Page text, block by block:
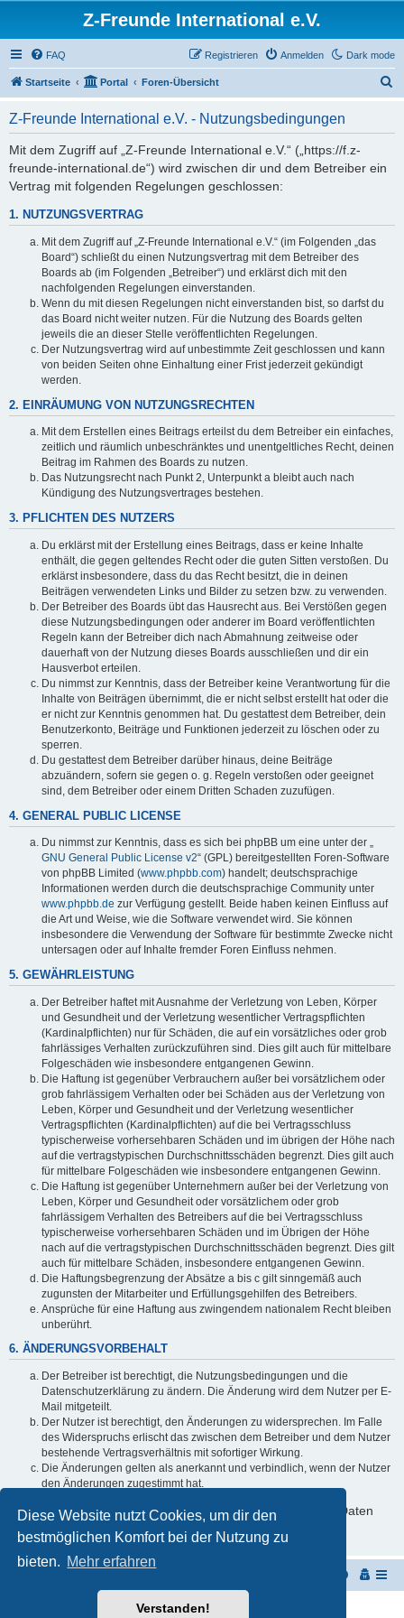
Diese Website nutzt Cookies, um dir den
bestmöglichen Komfort bei der Nutzung zu
bieten. Mehr erfahren
Verstanden!
Z-Freunde International e.V.
Dark mode
FAQ Anmelden
Registrieren
Startseite Portal Foren-Übersicht
Z-Freunde International e.V. - Nutzungsbedingungen
Mit dem Zugriff auf „Z-Freunde International e.V.“ („https://f.z-
freunde-international.de“) wird zwischen dir und dem Betreiber ein
Vertrag mit folgenden Regelungen geschlossen:
1. NUTZUNGSVERTRAG
Mit dem Zugriff auf „Z-Freunde International e.V.“ (im Folgenden „das
Board“) schließt du einen Nutzungsvertrag mit dem Betreiber des
Boards ab (im Folgenden „Betreiber“) und erklärst dich mit den
nachfolgenden Regelungen einverstanden.
Wenn du mit diesen Regelungen nicht einverstanden bist, so darfst du
das Board nicht weiter nutzen. Für die Nutzung des Boards gelten
jeweils die an dieser Stelle veröffentlichten Regelungen.
Der Nutzungsvertrag wird auf unbestimmte Zeit geschlossen und kann
von beiden Seiten ohne Einhaltung einer Frist jederzeit gekündigt
werden.
2. EINRÄUMUNG VON NUTZUNGSRECHTEN
Mit dem Erstellen eines Beitrags erteilst du dem Betreiber ein einfaches,
zeitlich und räumlich unbeschränktes und unentgeltliches Recht, deinen
Beitrag im Rahmen des Boards zu nutzen.
Das Nutzungsrecht nach Punkt 2, Unterpunkt a bleibt auch nach
Kündigung des Nutzungsvertrages bestehen.
3. PFLICHTEN DES NUTZERS
Du erklärst mit der Erstellung eines Beitrags, dass er keine Inhalte
enthält, die gegen geltendes Recht oder die guten Sitten verstoßen. Du
erklärst insbesondere, dass du das Recht besitzt, die in deinen
Beiträgen verwendeten Links und Bilder zu setzen bzw. zu verwenden.
Der Betreiber des Boards übt das Hausrecht aus. Bei Verstößen gegen
diese Nutzungsbedingungen oder anderer im Board veröffentlichten
Regeln kann der Betreiber dich nach Abmahnung zeitweise oder
dauerhaft von der Nutzung dieses Boards ausschließen und dir ein
Hausverbot erteilen.
Du nimmst zur Kenntnis, dass der Betreiber keine Verantwortung für die
Inhalte von Beiträgen übernimmt, die er nicht selbst erstellt hat oder die
er nicht zur Kenntnis genommen hat. Du gestattest dem Betreiber, dein
Benutzerkonto, Beiträge und Funktionen jederzeit zu löschen oder zu
sperren.
Du gestattest dem Betreiber darüber hinaus, deine Beiträge
abzuändern, sofern sie gegen o. g. Regeln verstoßen oder geeignet
sind, dem Betreiber oder einem Dritten Schaden zuzufügen.
4. GENERAL PUBLIC LICENSE
Du nimmst zur Kenntnis, dass es sich bei phpBB um eine unter der „
GNU General Public License v2“ (GPL) bereitgestellten Foren-Software
von phpBB Limited (www.phpbb.com) handelt; deutschsprachige
Informationen werden durch die deutschsprachige Community unter
www.phpbb.de zur Verfügung gestellt. Beide haben keinen Einfluss auf
die Art und Weise, wie die Software verwendet wird. Sie können
insbesondere die Verwendung der Software für bestimmte Zwecke nicht
untersagen oder auf Inhalte fremder Foren Einfluss nehmen.
5. GEWÄHRLEISTUNG
Der Betreiber haftet mit Ausnahme der Verletzung von Leben, Körper
und Gesundheit und der Verletzung wesentlicher Vertragspflichten
(Kardinalpflichten) nur für Schäden, die auf ein vorsätzliches oder grob
fahrlässiges Verhalten zurückzuführen sind. Dies gilt auch für mittelbare
Folgeschäden wie insbesondere entgangenen Gewinn.
Die Haftung ist gegenüber Verbrauchern außer bei vorsätzlichem oder
grob fahrlässigem Verhalten oder bei Schäden aus der Verletzung von
Leben, Körper und Gesundheit und der Verletzung wesentlicher
Vertragspflichten (Kardinalpflichten) auf die bei Vertragsschluss
typischerweise vorhersehbaren Schäden und im übrigen der Höhe nach
auf die vertragstypischen Durchschnittsschäden begrenzt. Dies gilt auch
für mittelbare Folgeschäden wie insbesondere entgangenen Gewinn.
Die Haftung ist gegenüber Unternehmern außer bei der Verletzung von
Leben, Körper und Gesundheit oder vorsätzlichem oder grob
fahrlässigem Verhalten des Betreibers auf die bei Vertragsschluss
typischerweise vorhersehbaren Schäden und im Übrigen der Höhe
nach auf die vertragstypischen Durchschnittsschäden begrenzt. Dies gilt
auch für mittelbare Schäden, insbesondere entgangenen Gewinn.
Die Haftungsbegrenzung der Absätze a bis c gilt sinngemäß auch
zugunsten der Mitarbeiter und Erfüllungsgehilfen des Betreibers.
Ansprüche für eine Haftung aus zwingendem nationalem Recht bleiben
unberührt.
6. ÄNDERUNGSVORBEHALT
Der Betreiber ist berechtigt, die Nutzungsbedingungen und die
Datenschutzerklärung zu ändern. Die Änderung wird dem Nutzer per E-
Mail mitgeteilt.
Der Nutzer ist berechtigt, den Änderungen zu widersprechen. Im Falle
des Widerspruchs erlischt das zwischen dem Betreiber und dem Nutzer
bestehende Vertragsverhältnis mit sofortiger Wirkung.
Die Änderungen gelten als anerkannt und verbindlich, wenn der Nutzer
den Änderungen zugestimmt hat.
Informationen über den Umgang mit deinen persönlichen Daten
sind in der Datenschutzerklärung enthalten.
Powered byphpBB® Forum Software © phpBB Limited